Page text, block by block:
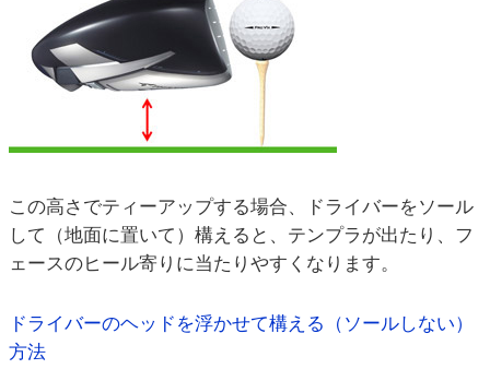
この高さでティーアップする場合、ドライバーをソール
して（地面に置いて）構えると、テンプラが出たり、フ
ェースのヒール寄りに当たりやすくなります。
ドライバーのヘッドを浮かせて構える（ソールしない）
方法